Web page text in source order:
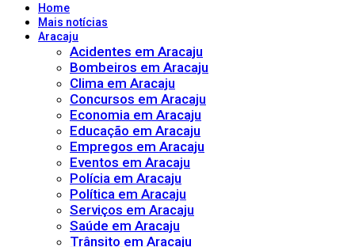
Home
Mais notícias
Aracaju
Acidentes em Aracaju
Bombeiros em Aracaju
Clima em Aracaju
Concursos em Aracaju
Economia em Aracaju
Educação em Aracaju
Empregos em Aracaju
Eventos em Aracaju
Polícia em Aracaju
Política em Aracaju
Serviços em Aracaju
Saúde em Aracaju
Trânsito em Aracaju